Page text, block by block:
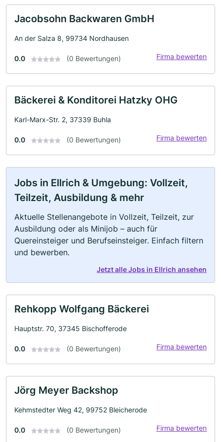
Jacobsohn Backwaren GmbH
An der Salza 8, 99734 Nordhausen
0.0 (0 Bewertungen) Firma bewerten
Bäckerei & Konditorei Hatzky OHG
Karl-Marx-Str. 2, 37339 Buhla
0.0 (0 Bewertungen) Firma bewerten
Jobs in Ellrich & Umgebung: Vollzeit,
Teilzeit, Ausbildung & mehr
Aktuelle Stellenangebote in Vollzeit, Teilzeit, zur
Ausbildung oder als Minijob – auch für
Quereinsteiger und Berufseinsteiger. Einfach filtern
und bewerben.
Jetzt alle Jobs in Ellrich ansehen
Rehkopp Wolfgang Bäckerei
Hauptstr. 70, 37345 Bischofferode
0.0 (0 Bewertungen) Firma bewerten
Jörg Meyer Backshop
Kehmstedter Weg 42, 99752 Bleicherode
0.0 (0 Bewertungen) Firma bewerten